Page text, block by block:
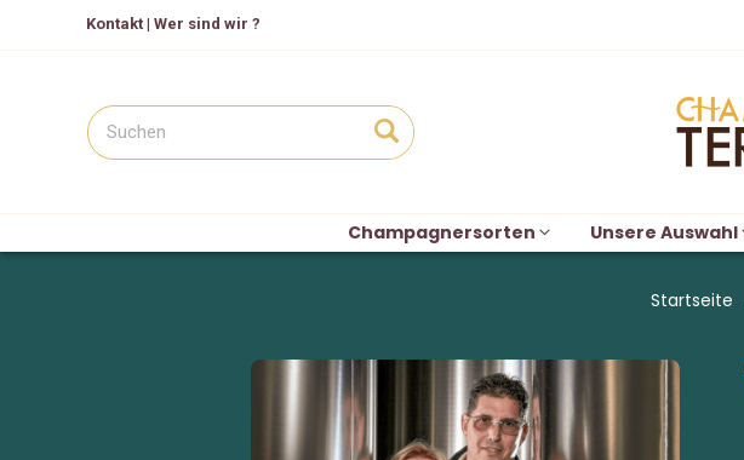
Kontakt | Wer sind wir ?
Champagnersorten Unsere Auswahl
Startseite